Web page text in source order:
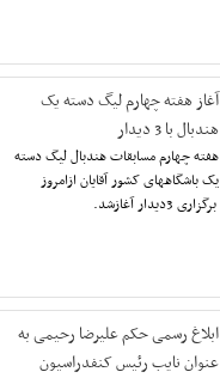
آغاز هفته چهارم لیگ دسته یک
هندبال با 3 دیدار
هفته چهارم مسابقات هندبال ليگ دسته
يک باشگاههای کشور آقایان ازامروز
ابلاغ رسمی حکم علیرضا رحیمی به
عنوان نایب رئیس کنفدراسیون